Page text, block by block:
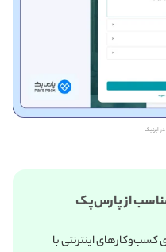
ایرنیک
کسب‌وکارهای اینترنتی با